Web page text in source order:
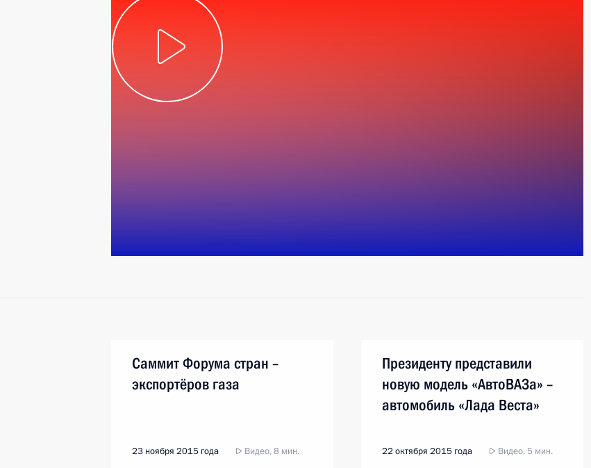
Саммит Форума стран –
экспортёров газа
23 ноября 2015 года Видео, 8 мин.
Президенту представили
новую модель «АвтоВАЗа» –
автомобиль «Лада Веста»
22 октября 2015 года Видео, 5 мин.